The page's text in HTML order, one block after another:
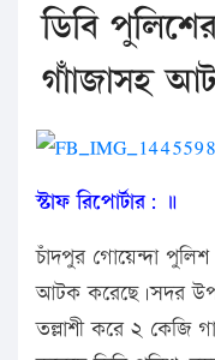
ডিবি
গাাঁজাসহ
স্টাফ রিপোর্টার: ॥
চাঁদপুর গোয়েন্দা
আটক করেছে।সদর
তল্লাশী করে ২ কেজি